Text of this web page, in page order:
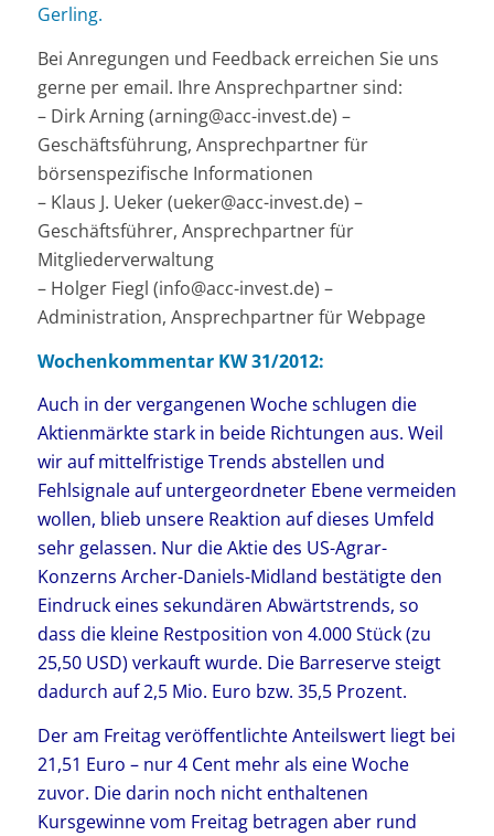
Gerling.
Bei Anregungen und Feedback erreichen Sie uns
gerne per email. Ihre Ansprechpartner sind:
– Dirk Arning (arning@acc-invest.de) –
Geschäftsführung, Ansprechpartner für
börsenspezifische Informationen
– Klaus J. Ueker (ueker@acc-invest.de) –
Geschäftsführer, Ansprechpartner für
Mitgliederverwaltung
– Holger Fiegl (info@acc-invest.de) –
Administration, Ansprechpartner für Webpage
Wochenkommentar KW 31/2012:
Auch in der vergangenen Woche schlugen die
Aktienmärkte stark in beide Richtungen aus. Weil
wir auf mittelfristige Trends abstellen und
Fehlsignale auf untergeordneter Ebene vermeiden
wollen, blieb unsere Reaktion auf dieses Umfeld
sehr gelassen. Nur die Aktie des US-Agrar-
Konzerns Archer-Daniels-Midland bestätigte den
Eindruck eines sekundären Abwärtstrends, so
dass die kleine Restposition von 4.000 Stück (zu
25,50 USD) verkauft wurde. Die Barreserve steigt
dadurch auf 2,5 Mio. Euro bzw. 35,5 Prozent.
Der am Freitag veröffentlichte Anteilswert liegt bei
21,51 Euro – nur 4 Cent mehr als eine Woche
zuvor. Die darin noch nicht enthaltenen
Kursgewinne vom Freitag betragen aber rund